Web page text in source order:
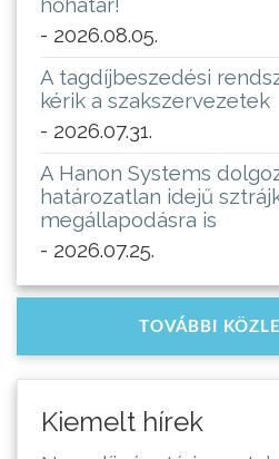
- 2026.08.05.
A tagdíjbeszedési
kérik a szakszervezetek
- 2026.07.31.
A Hanon Systems
határozatlan idejű
megállapodásra is
- 2026.07.25.
TOVÁBBI
Kiemelt hírek